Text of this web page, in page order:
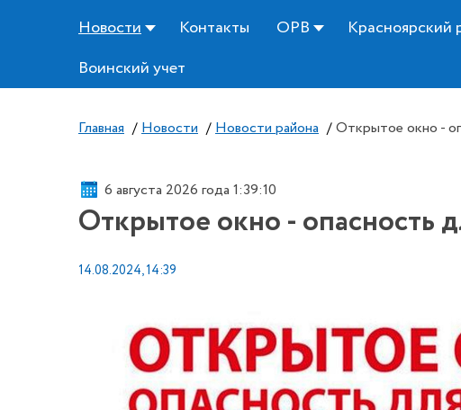
Новости
Контакты ОРВ Красноярский
Воинский учет
Главная / Новости / Новости района / Открытое окно -
6 августа 2026 года 1:39:10
Открытое окно - опасность
14.08.2024, 14:39